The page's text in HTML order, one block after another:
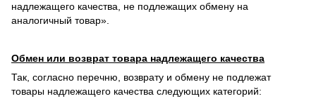
надлежащего качества, не подлежащих обмену на
аналогичный товар».
Обмен или возврат товара надлежащего качества
Так, согласно перечню, возврату и обмену не подлежат
товары надлежащего качества следующих категорий: